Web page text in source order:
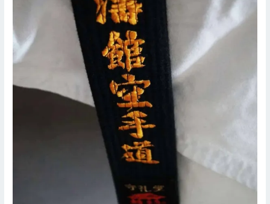
16
novembre